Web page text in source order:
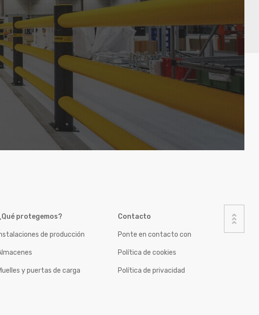
protegemos?
de producción
y puertas de carga
Contacto
Ponte en contacto con
Política de cookies
Política de privacidad